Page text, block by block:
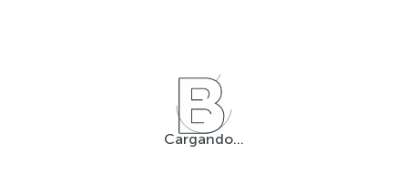
Cargando...